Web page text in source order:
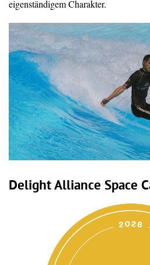
eigenständigem Charakter.
Delight Alliance Space